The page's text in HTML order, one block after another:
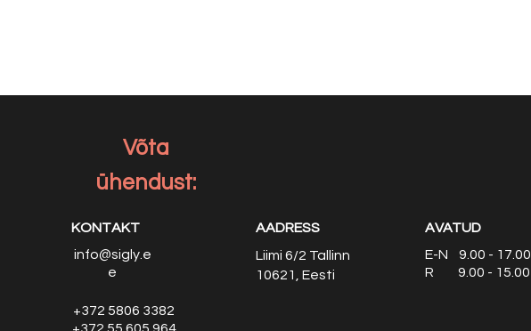
Võta
ühendust:
KONTAKT
info@sigly.e
e
+372 5806 3382
AADRESS
Liimi 6/2 Tallinn
10621, Eesti
AVATUD
E-N 9.00 - 17.00
R 9.00 - 15.00